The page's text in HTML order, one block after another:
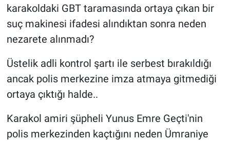
karakoldaki GBT taramasında ortaya çıkan bir
suç makinesi ifadesi alındıktan sonra neden
nezarete alınmadı?
Üstelik adli kontrol şartı ile serbest bırakıldığı
ancak polis merkezine imza atmaya gitmediği
ortaya çıktığı halde..
Karakol amiri şüpheli Yunus Emre Geçti'nin
polis merkezinden kaçtığını neden Ümraniye